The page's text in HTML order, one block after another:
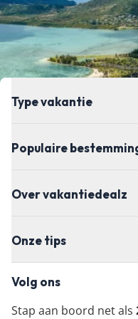
Type vakantie
Populaire
Over vakantiedealz
Onze tips
Volg ons
Stap aan boord net als